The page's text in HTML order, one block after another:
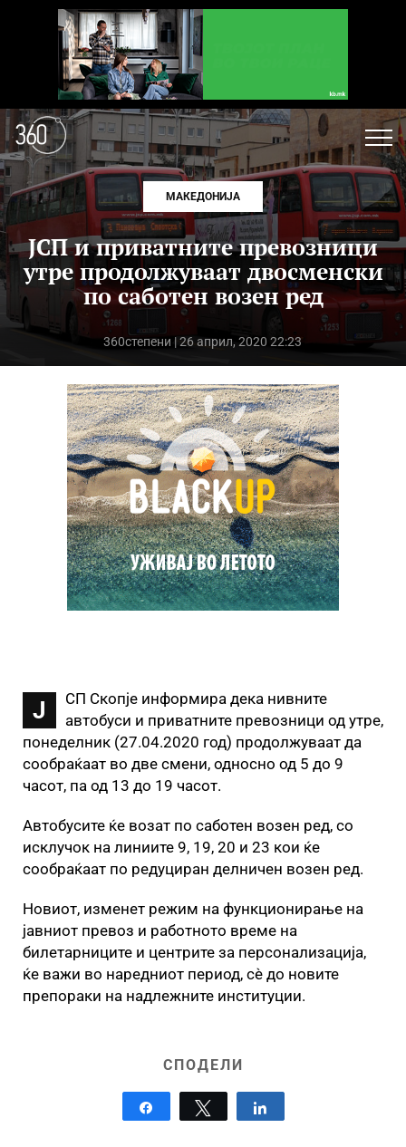
МАКЕДОНИЈА
ЈСП и приватните превозници
утре продолжуваат двосменски
по саботен возен ред
360степени | 26 април, 2020 22:23
Ј
СП Скопје информира дека нивните
автобуси и приватните превозници од утре,
понеделник (27.04.2020 год) продолжуваат да
сообраќаат во две смени, односно од 5 до 9
часот, па од 13 до 19 часот.
Автобусите ќе возат по саботен возен ред, со
исклучок на линиите 9, 19, 20 и 23 кои ќе
сообраќаат по редуциран делничен возен ред.
Новиот, изменет режим на функционирање на
јавниот превоз и работното време на
билетарниците и центрите за персонализација,
ќе важи во наредниот период, сѐ до новите
препораки на надлежните институции.
СПОДЕЛИ
Tweet